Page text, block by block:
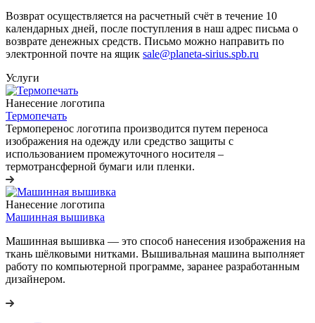
Возврат осуществляется на расчетный счёт в течение 10
календарных дней, после поступления в наш адрес письма о
возврате денежных средств. Письмо можно направить по
электронной почте на ящик sale@planeta-sirius.spb.ru
Услуги
Нанесение логотипа
Термопечать
Термоперенос логотипа производится путем переноса
изображения на одежду или средство защиты с
использованием промежуточного носителя –
термотрансферной бумаги или пленки.
Нанесение логотипа
Машинная вышивка
Машинная вышивка — это способ нанесения изображения на
ткань шёлковыми нитками. Вышивальная машина выполняет
работу по компьютерной программе, заранее разработанным
дизайнером.